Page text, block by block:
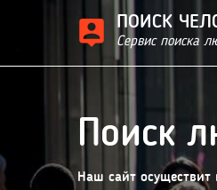
ПОИСК
Сервис поиска
Поиск
Наш сайт осуществит